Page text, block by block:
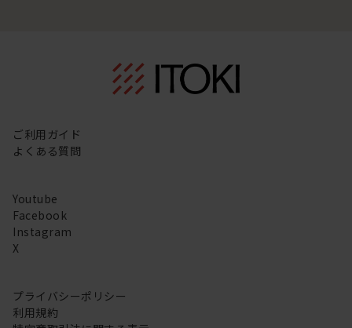
ご利用ガイド
よくある質問
Youtube
Facebook
Instagram
X
プライバシーポリシー
利用規約